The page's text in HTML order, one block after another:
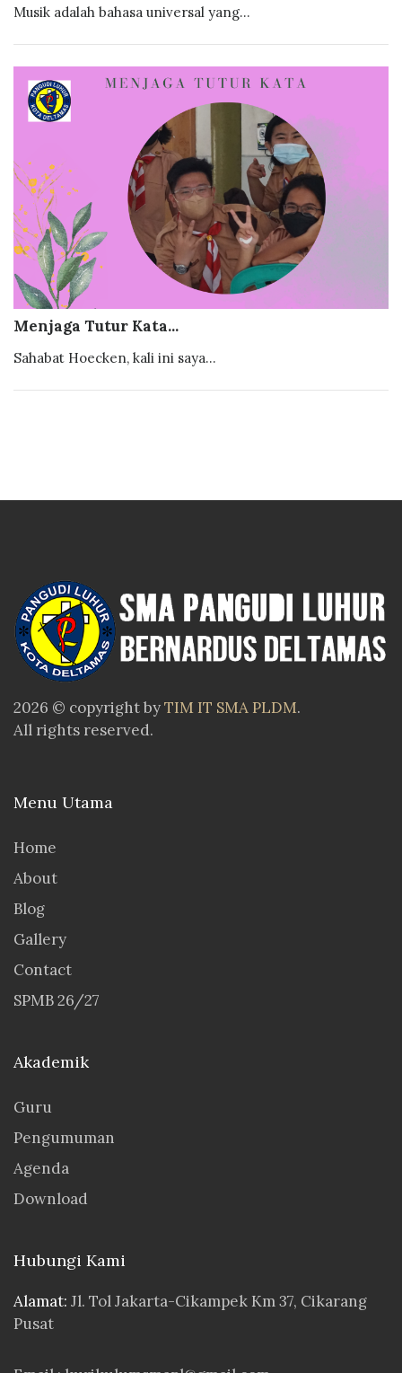
Musik adalah bahasa universal yang...
Menjaga Tutur Kata...
Sahabat Hoecken, kali ini saya...
2026 © copyright byTIM IT SMA PLDM.
All rights reserved.
Menu Utama
Home
About
Blog
Gallery
Contact
SPMB 26/27
Akademik
Guru
Pengumuman
Agenda
Download
Hubungi Kami
Alamat: Jl. Tol Jakarta-Cikampek Km 37, Cikarang
Pusat